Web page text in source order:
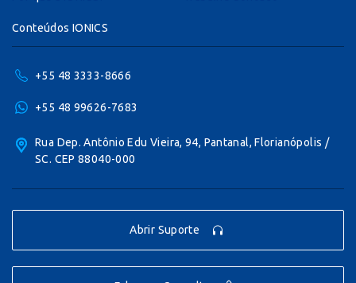
Conteúdos IONICS
+55 48 3333-8666
+55 48 99626-7683
Rua Dep. Antônio Edu Vieira, 94, Pantanal, Florianópolis /
SC. CEP 88040-000
Abrir Suporte